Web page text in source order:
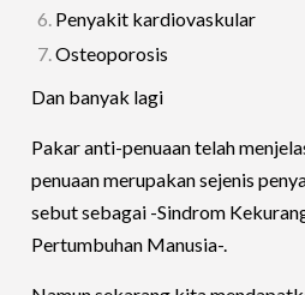
Penyakit kardiovaskular
Osteoporosis
Dan banyak lagi
Pakar anti-penuaan telah
penuaan merupakan sejenis
sebut sebagai -Sindrom
Pertumbuhan Manusia-.